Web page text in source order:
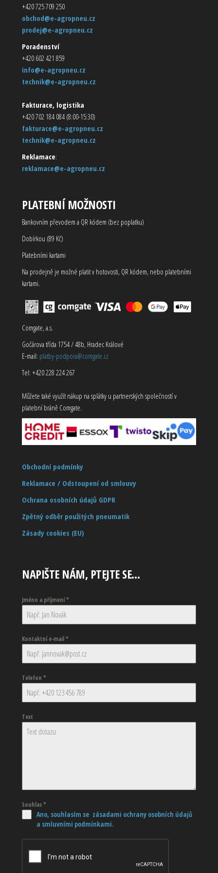
+420 725 709 250
obchod@e-agropneu.cz
prodej@e-agropneu.cz
Poradenství
+420 602 421 859
info@e-agropneu.cz
technik@e-agropneu.cz
Fakturace, logistika
+420 702 184 084 (8:00-15:30)
fakturace@e-agropneu.cz
technik@e-agropneu.cz
Reklamace:
reklamace@e-agropneu.cz
PLATEBNÍ MOŽNOSTI
Bankovním převodem a QR kódem (bez poplatku)
Dobírkou (89 Kč)
Platebními kartami
Na prodejně je možné platit v hotovosti, QR kódem, nebo platebními
kartami.
Comgate, a.s.
Gočárova třída 1754 / 48b, Hradec Králové
E-mail: platby-podpora@comgate.cz
Tel: +420 228 224 267
Můžete také využít nákup na splátky u partnerských společností v
platební bráně Comgate.
Obchodní podmínky
Reklamace / Odstoupení od smlouvy
Ochrana osobních údajů GDPR
Zpětný odběr použitých pneumatik
Zásady cookies (EU)
NAPIŠTE NÁM, PTEJTE SE…
Jméno a příjmení*
Kontaktní e-mail*
Telefon *
Text
Souhlas*
Ano, souhlasím se zásadami ochrany osobních údajů
a smluvními podmínkami.